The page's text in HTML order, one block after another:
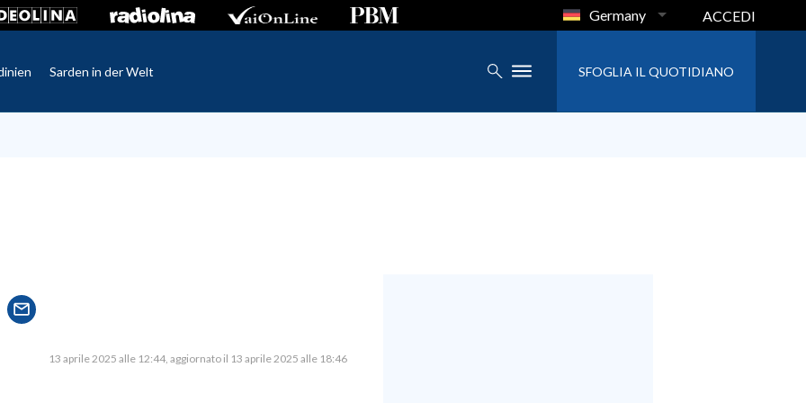
Germany ACCEDI
Sarden in der Welt SFOGLIA IL QUOTIDIANO
13 aprile 2025 alle 12:44 aggiornato il 13 aprile 2025 alle 18:46